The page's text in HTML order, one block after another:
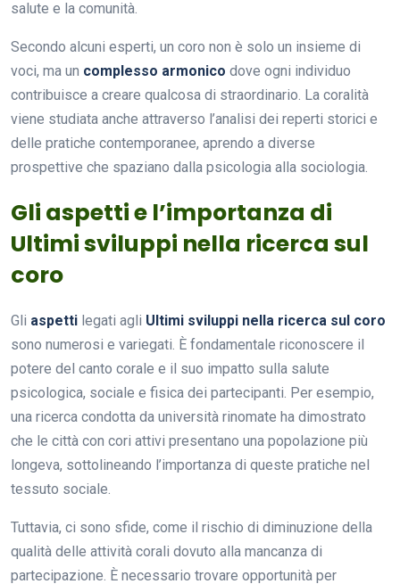
salute e la comunità.
Secondo alcuni esperti, un coro non è solo un insieme di
voci, ma un complesso armonico dove ogni individuo
contribuisce a creare qualcosa di straordinario. La coralità
viene studiata anche attraverso l’analisi dei reperti storici e
delle pratiche contemporanee, aprendo a diverse
prospettive che spaziano dalla psicologia alla sociologia.
Gli aspetti e l’importanza di
Ultimi sviluppi nella ricerca sul
coro
Gli aspetti legati agli Ultimi sviluppi nella ricerca sul coro
sono numerosi e variegati. È fondamentale riconoscere il
potere del canto corale e il suo impatto sulla salute
psicologica, sociale e fisica dei partecipanti. Per esempio,
una ricerca condotta da università rinomate ha dimostrato
che le città con cori attivi presentano una popolazione più
longeva, sottolineando l’importanza di queste pratiche nel
tessuto sociale.
Tuttavia, ci sono sfide, come il rischio di diminuzione della
qualità delle attività corali dovuto alla mancanza di
partecipazione. È necessario trovare opportunità per